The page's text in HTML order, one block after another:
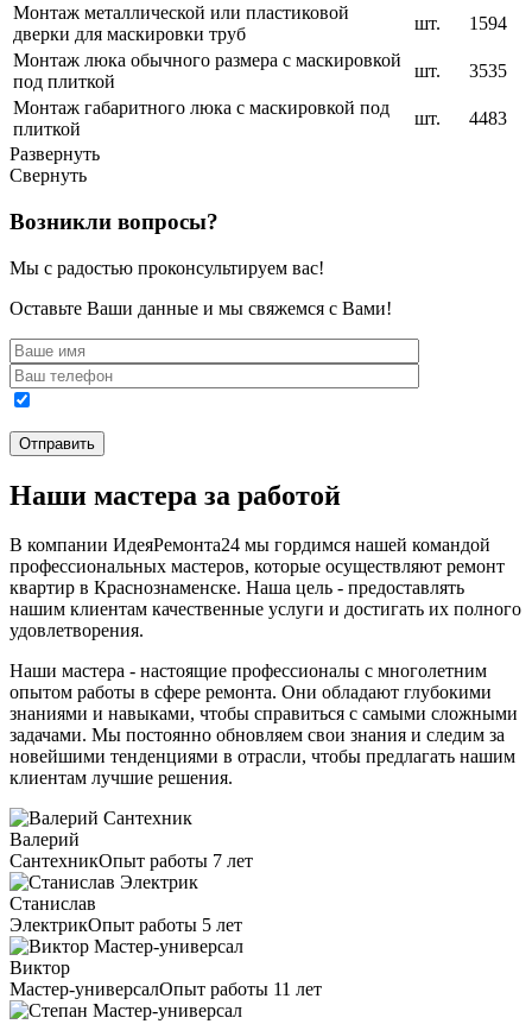
Монтаж металлической или пластиковой
дверки для маскировки труб
шт.
1594
Монтаж люка обычного размера с маскировкой
под плиткой
шт.
3535
Монтаж габаритного люка с маскировкой под
плиткой
шт.
4483
Развернуть
Свернуть
Возникли вопросы?
Мы с радостью проконсультируем вас!
Оставьте Ваши данные и мы свяжемся с Вами!
Наши мастера за работой
В компании ИдеяРемонта24 мы гордимся нашей командой
профессиональных мастеров, которые осуществляют ремонт
квартир в Краснознаменске. Наша цель - предоставлять
нашим клиентам качественные услуги и достигать их полного
удовлетворения.
Наши мастера - настоящие профессионалы с многолетним
опытом работы в сфере ремонта. Они обладают глубокими
знаниями и навыками, чтобы справиться с самыми сложными
задачами. Мы постоянно обновляем свои знания и следим за
новейшими тенденциями в отрасли, чтобы предлагать нашим
клиентам лучшие решения.
Валерий
СантехникОпыт работы 7 лет
Станислав
ЭлектрикОпыт работы 5 лет
Виктор
Мастер-универсалОпыт работы 11 лет